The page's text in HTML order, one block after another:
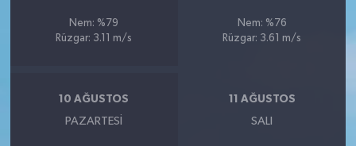
Nem: %79
Rüzgar: 3.11 m/s
Nem: %76
Rüzgar: 3.61 m/s
10 AĞUSTOS
PAZARTESI
11 AĞUSTOS
SALI